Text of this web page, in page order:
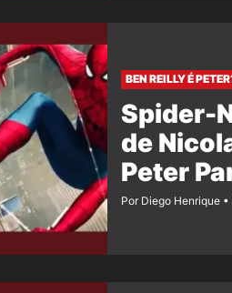
BEN REILLY É
Spider-
de
Peter
Por Diego Henrique